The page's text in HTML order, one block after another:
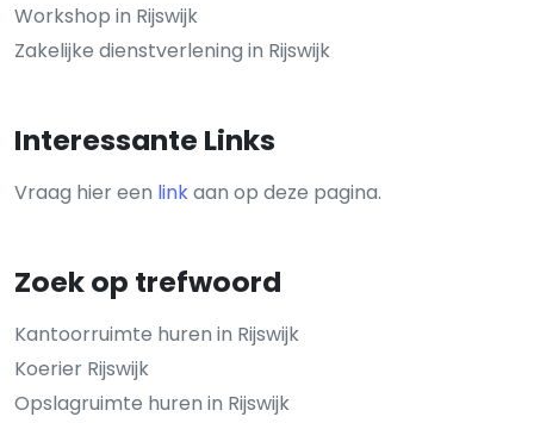
Workshop in Rijswijk
Zakelijke dienstverlening in Rijswijk
Interessante Links
Vraag hier een linkaan op deze pagina.
Zoek op trefwoord
Kantoorruimte huren in Rijswijk
Koerier Rijswijk
Opslagruimte huren in Rijswijk